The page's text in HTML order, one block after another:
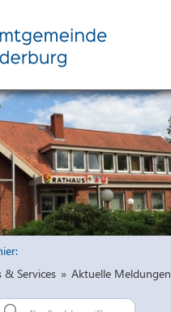
& Services » Aktuelle Meldungen